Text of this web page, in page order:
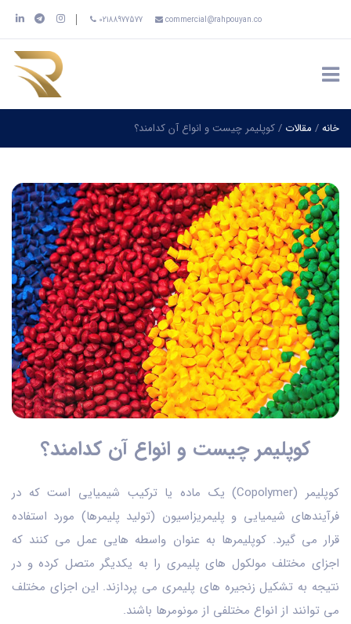
commercial@rahpouyan.co
02188977577
خانه/ مقالات /کوپلیمر چیست و انواع آن کدامند؟
کوپلیمر چیست و انواع آن کدامند؟
کوپلیمر (Copolymer) یک ماده یا ترکیب شیمیایی است که در
فرآیندهای شیمیایی و پلیمریزاسیون (تولید پلیمرها) مورد استفاده
قرار می ‌گیرد. کوپلیمرها به عنوان واسطه ‌هایی عمل می‌ کنند که
اجزای مختلف مولکول‌ های پلیمری را به یکدیگر متصل کرده و در
نتیجه به تشکیل زنجیره ‌های پلیمری می ‌پردازند. این اجزای مختلف
می ‌توانند از انواع مختلفی از مونومرها باشند.